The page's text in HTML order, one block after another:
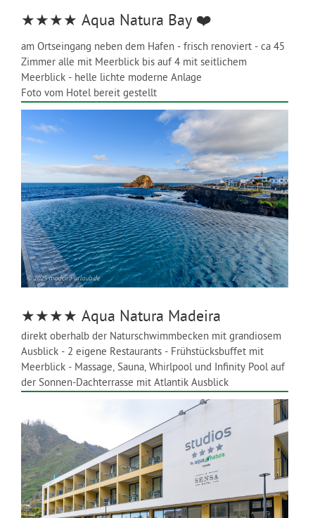
★★★★ Aqua Natura Bay ❤️
am Ortseingang neben dem Hafen - frisch renoviert - ca 45
Zimmer alle mit Meerblick bis auf 4 mit seitlichem
Meerblick - helle lichte moderne Anlage
Foto vom Hotel bereit gestellt
★★★★ Aqua Natura Madeira
direkt oberhalb der Naturschwimmbecken mit grandiosem
Ausblick - 2 eigene Restaurants - Frühstücksbuffet mit
Meerblick - Massage, Sauna, Whirlpool und Infinity Pool auf
der Sonnen-Dachterrasse mit Atlantik Ausblick